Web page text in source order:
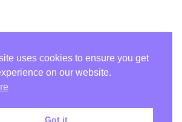
uses cookies to ensure you get
on our website.
Got it